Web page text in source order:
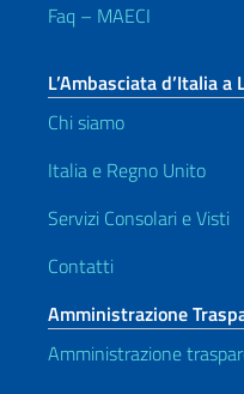
Faq – MAECI
L’Ambasciata d’Italia a
Chi siamo
Italia e Regno Unito
Servizi Consolari e Visti
Contatti
Amministrazione
Amministrazione